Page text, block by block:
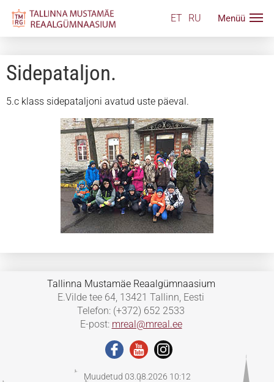
ET RU
Sidepataljon.
5.c klass sidepataljoni avatud uste päeval.
Tallinna Mustamäe Reaalgümnaasium
E.Vilde tee 64, 13421 Tallinn, Eesti
Telefon: (+372) 652 2533
E-post: mreal@mreal.ee
Muudetud 03.08.2026 10:12